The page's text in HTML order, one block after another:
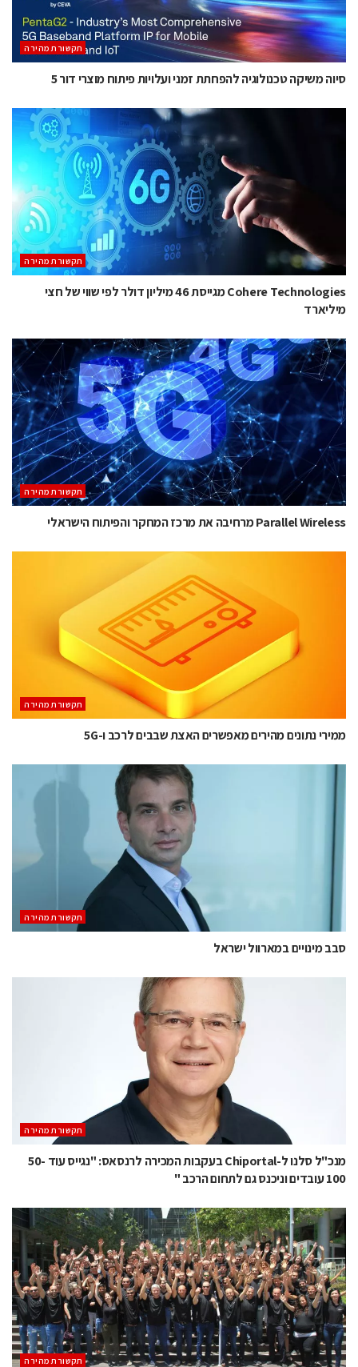
תקשורת מהירה
סיוה משיקה טכנולוגיה להפחתת זמני ועלויות פיתוח מוצרי דור 5
תקשורת מהירה
Cohere Technologies מגייסת 46 מיליון דולר לפי שווי של חצי
מיליארד
תקשורת מהירה
Parallel Wireless מרחיבה את מרכז המחקר והפיתוח הישראלי
תקשורת מהירה
ממירי נתונים מהירים מאפשרים האצת שבבים לרכב ו-5G
תקשורת מהירה
סבב מינויים במארוול ישראל
תקשורת מהירה
מנכ"ל סלנו ל-Chiportal בעקבות המכירה לרנסאס: "נגייס עוד 50-
100 עובדים וניכנס גם לתחום הרכב "
תקשורת מהירה